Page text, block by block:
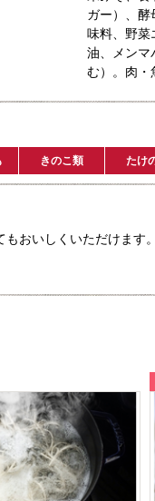
ガー）、酵
味料、野菜
油、メンマ
む）。肉・
きのこ類 たけ
おいしくいただけます